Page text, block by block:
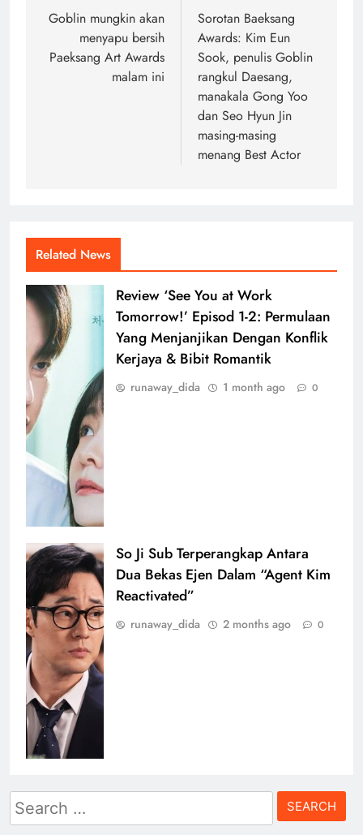
navigation
Goblin mungkin akan
menyapu bersih
Paeksang Art Awards
malam ini
Sorotan Baeksang
Awards: Kim Eun
Sook, penulis Goblin
rangkul Daesang,
manakala Gong Yoo
dan Seo Hyun Jin
masing-masing
menang Best Actor
Related News
Review ‘See You at Work
Tomorrow!’ Episod 1-2: Permulaan
Yang Menjanjikan Dengan Konflik
Kerjaya & Bibit Romantik
runaway_dida 1 month ago 0
So Ji Sub Terperangkap Antara
Dua Bekas Ejen Dalam “Agent Kim
Reactivated”
runaway_dida 2 months ago 0
Search
for: